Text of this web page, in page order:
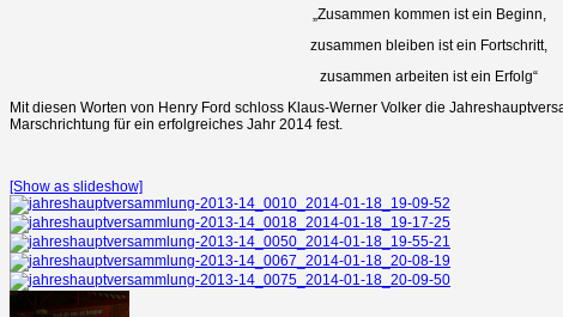
„Zusammen kommen ist ein Beginn,
zusammen bleiben ist ein Fortschritt,
zusammen arbeiten ist ein Erfolg“
Mit diesen Worten von Henry Ford schloss Klaus-Werner Volker die
Marschrichtung für ein erfolgreiches Jahr 2014 fest.
[Show as slideshow]